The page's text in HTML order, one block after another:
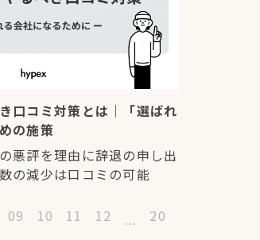
口コミ対策とは｜「選ばれ
の施策
悪評を理由に辞退の申し出
の減少は口コミの可能
09 10 11 12 ... 20